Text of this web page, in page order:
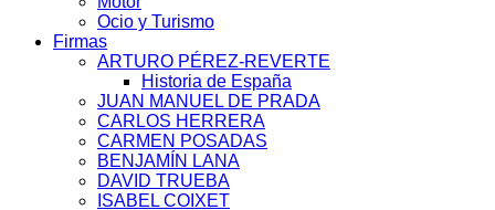
Ocio y Turismo
Firmas
ARTURO PÉREZ-REVERTE
Historia de España
JUAN MANUEL DE PRADA
CARLOS HERRERA
CARMEN POSADAS
BENJAMÍN LANA
DAVID TRUEBA
ISABEL COIXET